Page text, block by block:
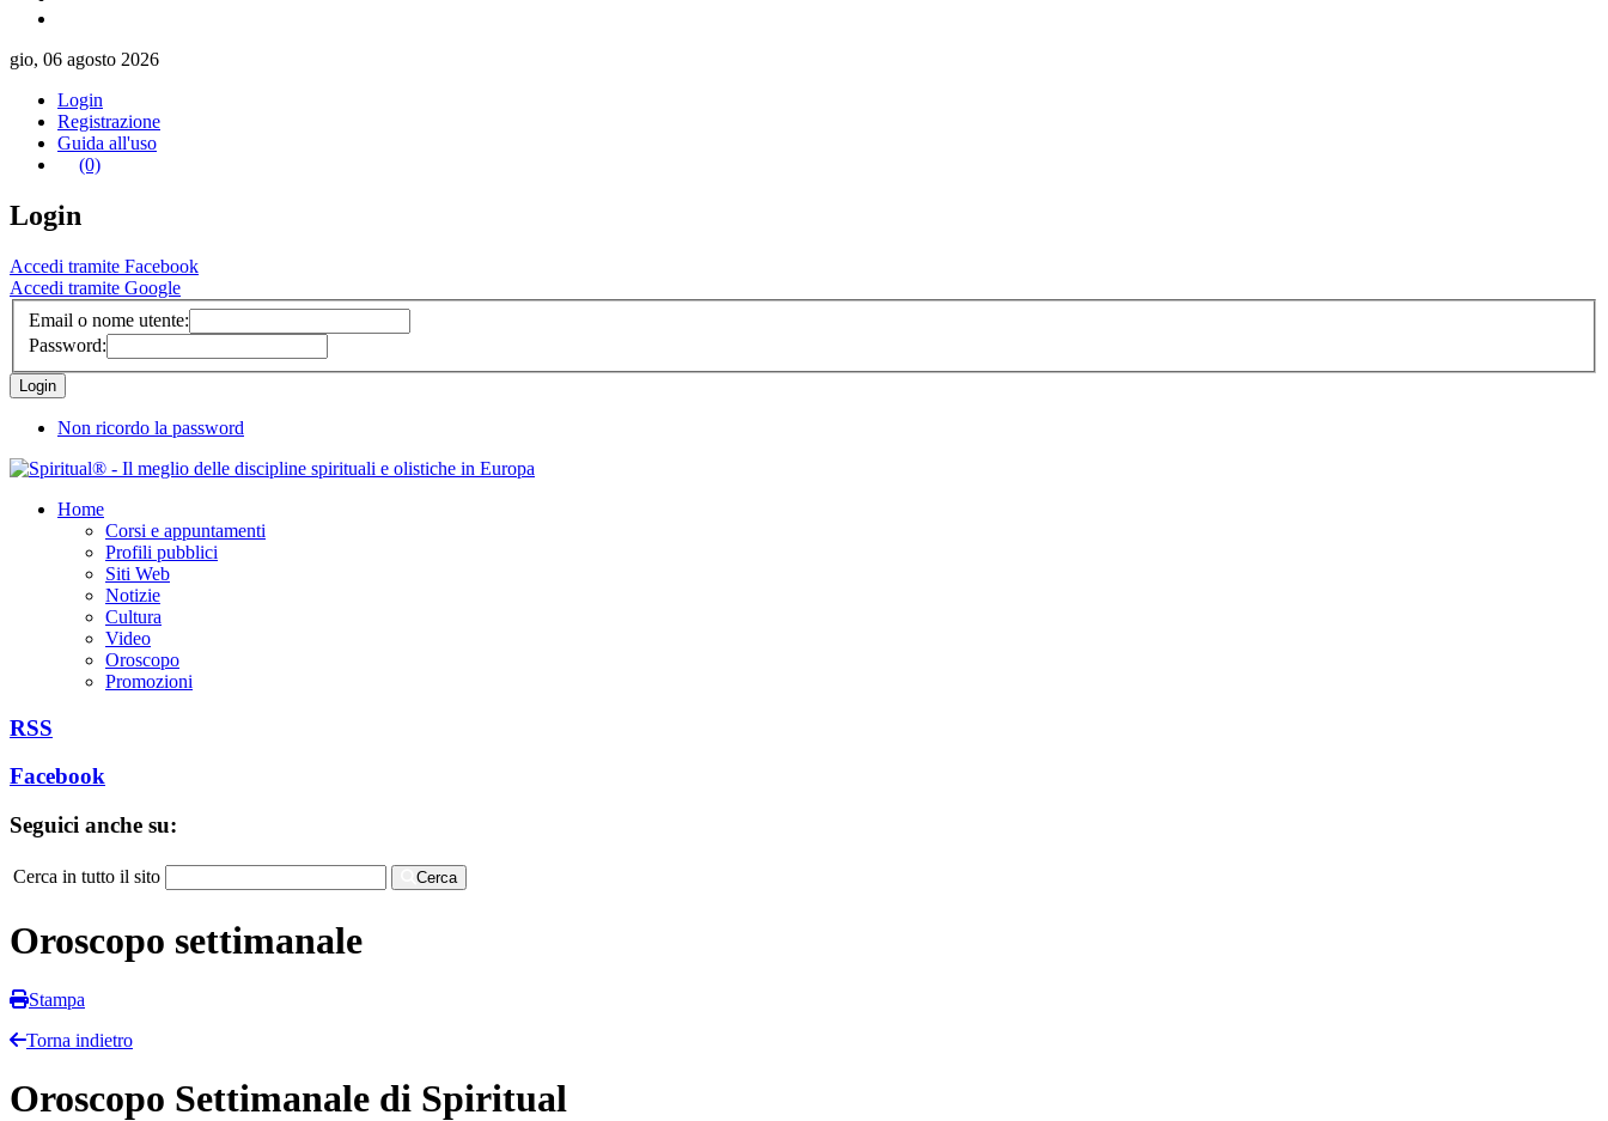
gio, 06 agosto 2026
Login
Registrazione
Guida all'uso
(0)
Login
Accedi tramite Facebook
Accedi tramite Google
Email o nome utente:
Password:
Non ricordo la password
Home
Corsi e appuntamenti
Profili pubblici
Siti Web
Notizie
Cultura
Video
Oroscopo
Promozioni
RSS
Facebook
Seguici anche su:
Cerca in tutto il sito Cerca
Oroscopo settimanale
Stampa
Torna indietro
Oroscopo Settimanale di Spiritual